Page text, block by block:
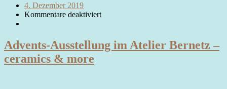
4. Dezember 2019
Kommentare deaktiviert
Advents-Ausstellung im Atelier Bernetz –
ceramics & more